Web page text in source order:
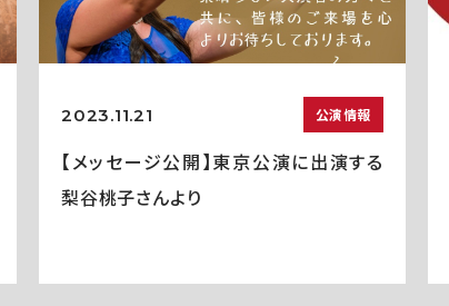
2023.11.21 公演情報
【メッセージ公開】東京公演に出演する
梨谷桃子さんより